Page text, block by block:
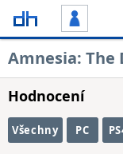
Amnesia: The
Hodnocení
Všechny PC